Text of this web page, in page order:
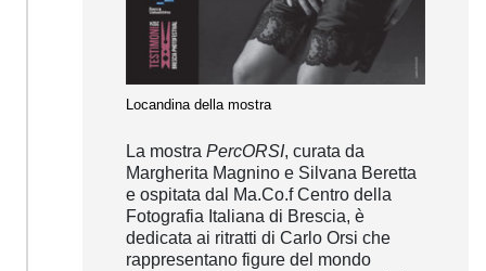
Locandina della mostra
La mostra PercORSI, curata da
Margherita Magnino e Silvana Beretta
e ospitata dal Ma.Co.f Centro della
Fotografia Italiana di Brescia, è
dedicata ai ritratti di Carlo Orsi che
rappresentano figure del mondo